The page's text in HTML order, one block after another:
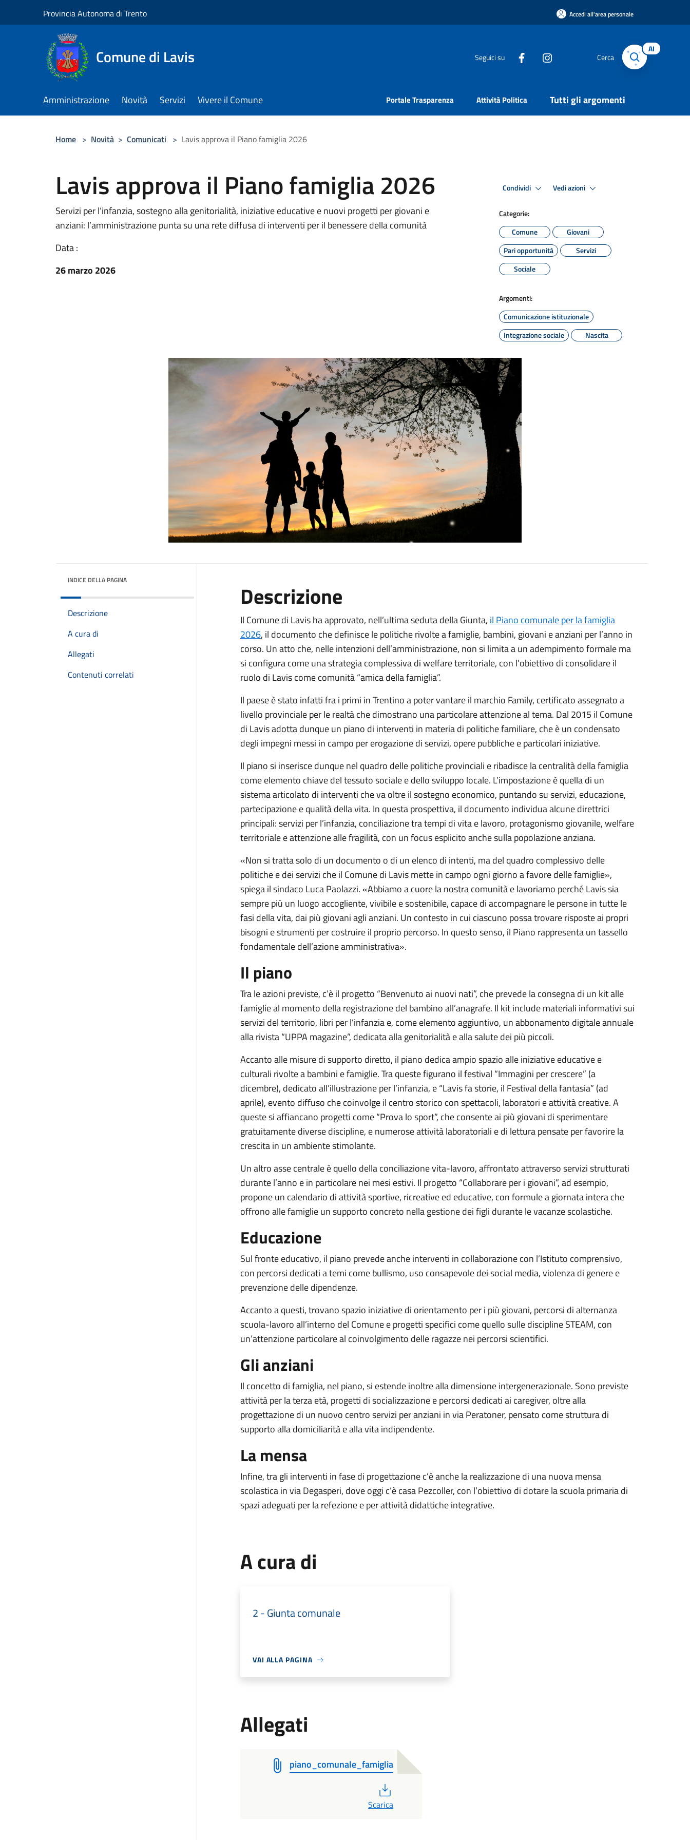
Provincia Autonoma di Trento Accedi all'area personale
Comune di Lavis Seguici su Cerca
AI
Amministrazione Novità Servizi Vivere il Comune Portale Trasparenza Attività Politica Tutti gli argomenti
Home > Novità > Comunicati > Lavis approva il Piano famiglia 2026
Lavis approva il Piano famiglia 2026
Servizi per l’infanzia, sostegno alla genitorialità, iniziative educative e nuovi progetti per giovani e
anziani: l’amministrazione punta su una rete diffusa di interventi per il benessere della comunità
Data :
26 marzo 2026
Condividi Vedi azioni
Categorie:
Comune
Giovani
Pari opportunità
Servizi
Sociale
Argomenti:
Comunicazione istituzionale
Integrazione sociale
Nascita
INDICE DELLA PAGINA
Descrizione
A cura di
Allegati
Contenuti correlati
Descrizione
Il Comune di Lavis ha approvato, nell’ultima seduta della Giunta, il Piano comunale per la famiglia
2026, il documento che definisce le politiche rivolte a famiglie, bambini, giovani e anziani per l’anno in
corso. Un atto che, nelle intenzioni dell’amministrazione, non si limita a un adempimento formale ma
si configura come una strategia complessiva di welfare territoriale, con l’obiettivo di consolidare il
ruolo di Lavis come comunità “amica della famiglia”.
Il paese è stato infatti fra i primi in Trentino a poter vantare il marchio Family, certificato assegnato a
livello provinciale per le realtà che dimostrano una particolare attenzione al tema. Dal 2015 il Comune
di Lavis adotta dunque un piano di interventi in materia di politiche familiare, che è un condensato
degli impegni messi in campo per erogazione di servizi, opere pubbliche e particolari iniziative.
Il piano si inserisce dunque nel quadro delle politiche provinciali e ribadisce la centralità della famiglia
come elemento chiave del tessuto sociale e dello sviluppo locale. L’impostazione è quella di un
sistema articolato di interventi che va oltre il sostegno economico, puntando su servizi, educazione,
partecipazione e qualità della vita. In questa prospettiva, il documento individua alcune direttrici
principali: servizi per l’infanzia, conciliazione tra tempi di vita e lavoro, protagonismo giovanile, welfare
territoriale e attenzione alle fragilità, con un focus esplicito anche sulla popolazione anziana.
«Non si tratta solo di un documento o di un elenco di intenti, ma del quadro complessivo delle
politiche e dei servizi che il Comune di Lavis mette in campo ogni giorno a favore delle famiglie»,
spiega il sindaco Luca Paolazzi. «Abbiamo a cuore la nostra comunità e lavoriamo perché Lavis sia
sempre più un luogo accogliente, vivibile e sostenibile, capace di accompagnare le persone in tutte le
fasi della vita, dai più giovani agli anziani. Un contesto in cui ciascuno possa trovare risposte ai propri
bisogni e strumenti per costruire il proprio percorso. In questo senso, il Piano rappresenta un tassello
fondamentale dell’azione amministrativa».
Il piano
Tra le azioni previste, c’è il progetto “Benvenuto ai nuovi nati”, che prevede la consegna di un kit alle
famiglie al momento della registrazione del bambino all’anagrafe. Il kit include materiali informativi sui
servizi del territorio, libri per l’infanzia e, come elemento aggiuntivo, un abbonamento digitale annuale
alla rivista “UPPA magazine”, dedicata alla genitorialità e alla salute dei più piccoli.
Accanto alle misure di supporto diretto, il piano dedica ampio spazio alle iniziative educative e
culturali rivolte a bambini e famiglie. Tra queste figurano il festival “Immagini per crescere” (a
dicembre), dedicato all’illustrazione per l’infanzia, e “Lavis fa storie, il Festival della fantasia” (ad
aprile), evento diffuso che coinvolge il centro storico con spettacoli, laboratori e attività creative. A
queste si affiancano progetti come “Prova lo sport”, che consente ai più giovani di sperimentare
gratuitamente diverse discipline, e numerose attività laboratoriali e di lettura pensate per favorire la
crescita in un ambiente stimolante.
Un altro asse centrale è quello della conciliazione vita-lavoro, affrontato attraverso servizi strutturati
durante l’anno e in particolare nei mesi estivi. Il progetto “Collaborare per i giovani”, ad esempio,
propone un calendario di attività sportive, ricreative ed educative, con formule a giornata intera che
offrono alle famiglie un supporto concreto nella gestione dei figli durante le vacanze scolastiche.
Educazione
Sul fronte educativo, il piano prevede anche interventi in collaborazione con l’Istituto comprensivo,
con percorsi dedicati a temi come bullismo, uso consapevole dei social media, violenza di genere e
prevenzione delle dipendenze.
Accanto a questi, trovano spazio iniziative di orientamento per i più giovani, percorsi di alternanza
scuola-lavoro all’interno del Comune e progetti specifici come quello sulle discipline STEAM, con
un’attenzione particolare al coinvolgimento delle ragazze nei percorsi scientifici.
Gli anziani
Il concetto di famiglia, nel piano, si estende inoltre alla dimensione intergenerazionale. Sono previste
attività per la terza età, progetti di socializzazione e percorsi dedicati ai caregiver, oltre alla
progettazione di un nuovo centro servizi per anziani in via Peratoner, pensato come struttura di
supporto alla domiciliarità e alla vita indipendente.
La mensa
Infine, tra gli interventi in fase di progettazione c’è anche la realizzazione di una nuova mensa
scolastica in via Degasperi, dove oggi c’è casa Pezcoller, con l’obiettivo di dotare la scuola primaria di
spazi adeguati per la refezione e per attività didattiche integrative.
A cura di
2 - Giunta comunale
VAI ALLA PAGINA
Allegati
piano_comunale_famiglia
Scarica